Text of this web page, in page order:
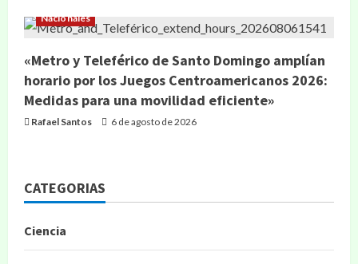
Nacionales
«Metro y Teleférico de Santo Domingo amplían
horario por los Juegos Centroamericanos 2026:
Medidas para una movilidad eficiente»
Rafael Santos 6 de agosto de 2026
CATEGORIAS
Ciencia